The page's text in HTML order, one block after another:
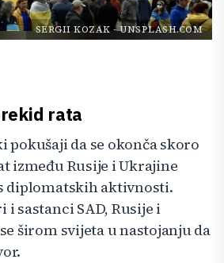
SERGII KOZAK -UNSPLASH.COM
rata
pokušaji da se okonča skoro
između Rusije i Ukrajine
diplomatskih aktivnosti.
sastanci SAD, Rusije i
širom svijeta u nastojanju da